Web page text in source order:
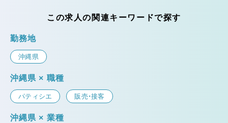
この求人の関連キーワードで探す
勤務地
沖縄県
沖縄県 × 職種
パティシエ 販売・接客
沖縄県 × 業種